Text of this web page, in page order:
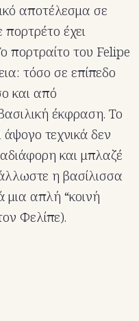
αποτέλεσμα σε
πορτρέτο έχει
πορτραίτο του Felipe
τόσο σε επίπεδο
και από
έκφραση. Το
τεχνικά δεν
και μπλαζέ
η βασίλισσα
απλή “κοινή
Φελίπε).